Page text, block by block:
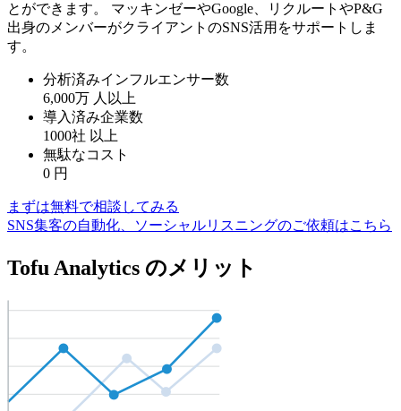
とができます。 マッキンゼーやGoogle、リクルートやP&G
出身のメンバーがクライアントのSNS活用をサポートしま
す。
分析済みインフルエンサー数
6,000万 人以上
導入済み企業数
1000社 以上
無駄なコスト
0 円
まずは無料で相談してみる
SNS集客の自動化、ソーシャルリスニングのご依頼はこちら
Tofu Analytics のメリット